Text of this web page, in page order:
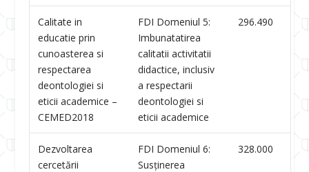
Calitate in
educatie prin
cunoasterea si
respectarea
deontologiei si
eticii academice –
CEMED2018
FDI Domeniul 5:
Imbunatatirea
calitatii activitatii
didactice, inclusiv
a respectarii
deontologiei si
eticii academice
296.490
Dezvoltarea
cercetării
FDI Domeniul 6:
Susținerea
328.000